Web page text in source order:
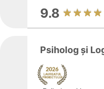
9.8
Psiholog și